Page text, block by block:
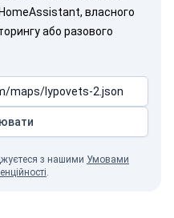
власного
або разового
з нашими Умовами
.